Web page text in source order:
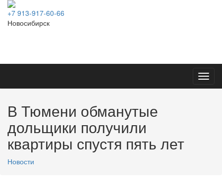
+7 913-917-60-66
Новосибирск
В Тюмени обманутые
дольщики получили
квартиры спустя пять лет
Новости